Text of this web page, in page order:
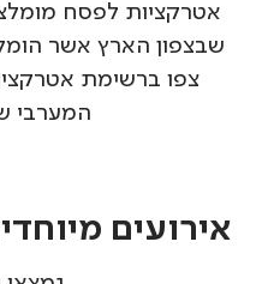
אטרקציות לפסח
שבצפון הארץ אשר
צפו ברשימת
המערבי
אירועים